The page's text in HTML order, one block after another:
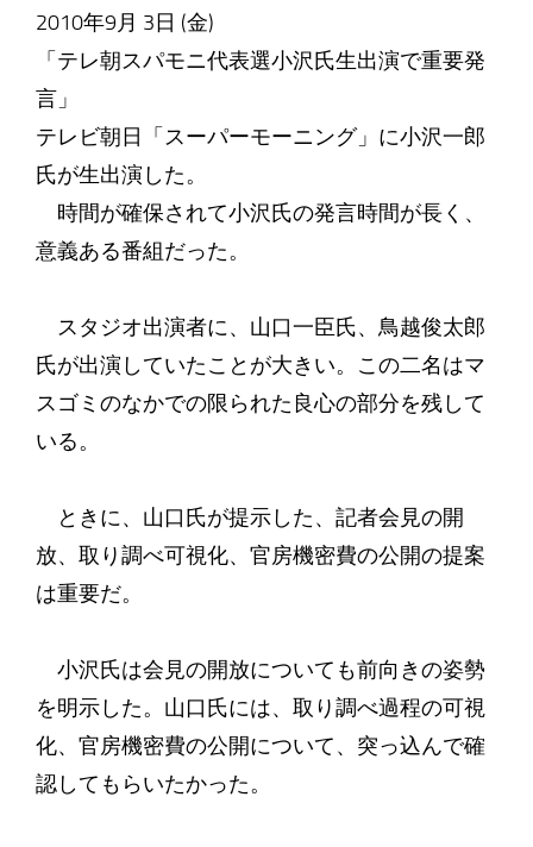
2010年9月 3日 (金)
「テレ朝スパモニ代表選小沢氏生出演で重要発
言」
テレビ朝日「スーパーモーニング」に小沢一郎
氏が生出演した。
時間が確保されて小沢氏の発言時間が長く、
意義ある番組だった。
スタジオ出演者に、山口一臣氏、鳥越俊太郎
氏が出演していたことが大きい。この二名はマ
スゴミのなかでの限られた良心の部分を残して
いる。
ときに、山口氏が提示した、記者会見の開
放、取り調べ可視化、官房機密費の公開の提案
は重要だ。
小沢氏は会見の開放についても前向きの姿勢
を明示した。山口氏には、取り調べ過程の可視
化、官房機密費の公開について、突っ込んで確
認してもらいたかった。